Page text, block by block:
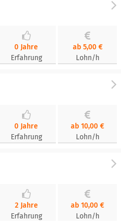
0 Jahre
Erfahrung
ab 5,00 €
Lohn/h
0 Jahre
Erfahrung
ab 10,00 €
Lohn/h
2 Jahre
Erfahrung
ab 10,00 €
Lohn/h